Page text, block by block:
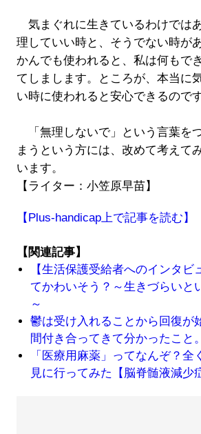
気まぐれに生きているわけでは
理していい時と、そうでない時が
かんでも使われると、私は何もで
てしまします。ところが、本当に
い時に使われると安心できるのです
「無理しないで」という言葉を
まうという方には、改めて考えて
います。
【ライター：小笠原早苗】
【Plus-handicap上で記事を読む】
【関連記事】
【生活保護受給者へのインタビ
てかわいそう？～生きづらいと
～
鬱は受け入れることから回復が
間付き合ってきて分かったこと。
「医療用麻薬」ってなんぞ？全
見に行ってみた【脳脊髄液減少